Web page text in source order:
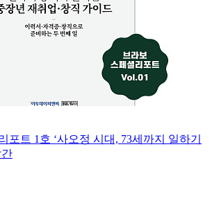
포트 1호 ‘사오정 시대, 73세까지 일하기
간